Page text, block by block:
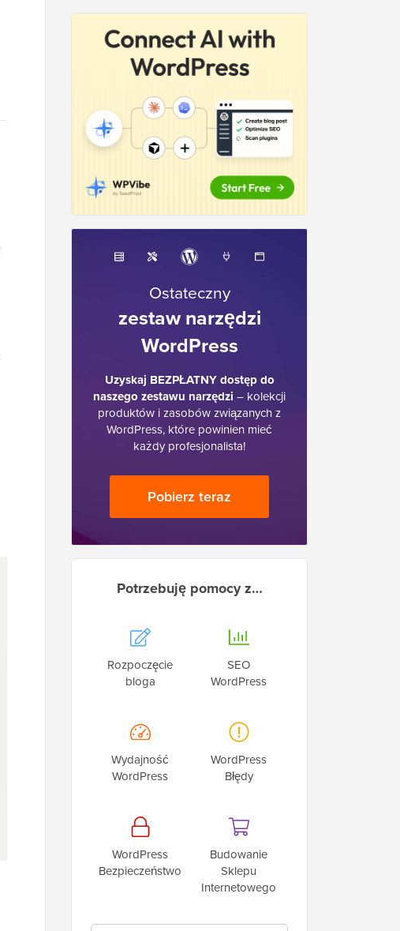
Ostateczny
zestaw narzędzi
WordPress
Uzyskaj BEZPŁATNY dostęp do
naszego zestawu narzędzi – kolekcji
produktów i zasobów związanych z
WordPress, które powinien mieć
każdy profesjonalista!
Pobierz teraz
Potrzebuję pomocy z…
Rozpoczęcie
bloga
SEO
WordPress
Wydajność
WordPress
WordPress
Błędy
WordPress
Bezpieczeństwo
Budowanie
Sklepu
Internetowego